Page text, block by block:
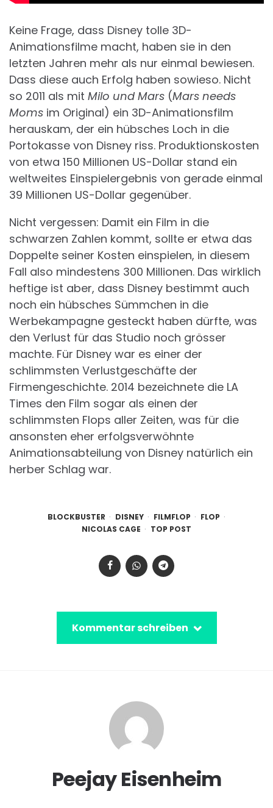
Keine Frage, dass Disney tolle 3D-
Animationsfilme macht, haben sie in den
letzten Jahren mehr als nur einmal bewiesen.
Dass diese auch Erfolg haben sowieso. Nicht
so 2011 als mit Milo und Mars (Mars needs
Moms im Original) ein 3D-Animationsfilm
herauskam, der ein hübsches Loch in die
Portokasse von Disney riss. Produktionskosten
von etwa 150 Millionen US-Dollar stand ein
weltweites Einspielergebnis von gerade einmal
39 Millionen US-Dollar gegenüber.
Nicht vergessen: Damit ein Film in die
schwarzen Zahlen kommt, sollte er etwa das
Doppelte seiner Kosten einspielen, in diesem
Fall also mindestens 300 Millionen. Das wirklich
heftige ist aber, dass Disney bestimmt auch
noch ein hübsches Sümmchen in die
Werbekampagne gesteckt haben dürfte, was
den Verlust für das Studio noch grösser
machte. Für Disney war es einer der
schlimmsten Verlustgeschäfte der
Firmengeschichte. 2014 bezeichnete die LA
Times den Film sogar als einen der
schlimmsten Flops aller Zeiten, was für die
ansonsten eher erfolgsverwöhnte
Animationsabteilung von Disney natürlich ein
herber Schlag war.
BLOCKBUSTER DISNEY FILMFLOP
FLOP
NICOLAS CAGE
TOP POST
Kommentar schreiben
Peejay Eisenheim